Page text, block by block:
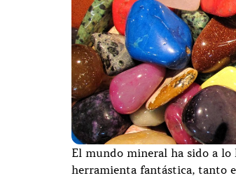
El mundo mineral ha sido a
herramienta fantástica, tanto